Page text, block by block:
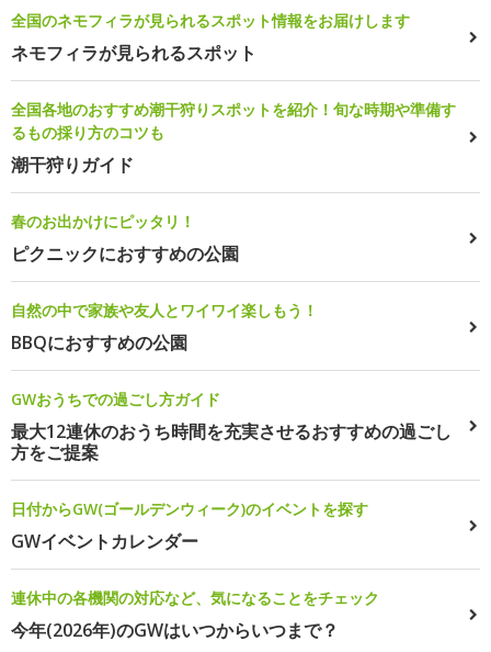
全国のネモフィラが見られるスポット情報をお届けします
ネモフィラが見られるスポット
全国各地のおすすめ潮干狩りスポットを紹介！旬な時期や準備す
るもの採り方のコツも
潮干狩りガイド
春のお出かけにピッタリ！
ピクニックにおすすめの公園
自然の中で家族や友人とワイワイ楽しもう！
BBQにおすすめの公園
GWおうちでの過ごし方ガイド
最大12連休のおうち時間を充実させるおすすめの過ごし
方をご提案
日付からGW(ゴールデンウィーク)のイベントを探す
GWイベントカレンダー
連休中の各機関の対応など、気になることをチェック
今年(2026年)のGWはいつからいつまで？